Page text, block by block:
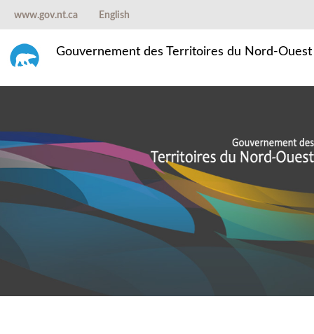
www.gov.nt.ca English
Gouvernement des Territoires du Nord-Ouest